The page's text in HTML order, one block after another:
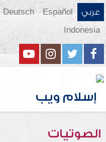
عربي Español
Deutsch
Indonesia
الصوتيات